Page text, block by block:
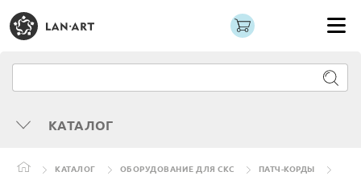
КАТАЛОГ
КАТАЛОГ ОБОРУДОВАНИЕ ДЛЯ СКС
ПАТЧ-КОРДЫ